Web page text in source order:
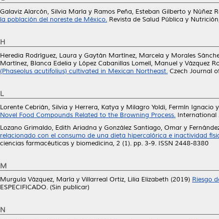
Galaviz Alarcón, Silvia María y Ramos Peña, Esteban Gilberto y Núñez
la población del noreste de México. Revista de Salud Pública y
H
Heredia Rodríguez, Laura y Gaytán Martínez, Marcela y Morales
Martínez, Blanca Edelia y López Cabanillas Lomelí, Manuel y Vázquez
(Phaseolus acutifolius) cultivated in Mexican Northeast. Czech Journal
L
Lorente Cebrián, Silvia y Herrera, Katya y Milagro Yoldi, Fermín Ignacio
Novel Food Compounds Related to the Browning Process. International
Lozano Grimaldo, Edith Ariadna y González Santiago, Omar y
relacionado con el consumo de una dieta hipercalórica e inactividad
ciencias farmacéuticas y biomedicina, 2 (1). pp. 3-9. ISSN 2448-8380
M
Murguía Vázquez, María y Villarreal Ortiz, Lilia Elizabeth (2019) Riesgo
ESPECIFICADO. (Sin publicar)
N